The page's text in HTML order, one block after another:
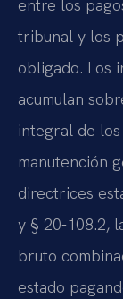
entre los
tribunal y los
obligado. Los
acumulan
integral de
manutención
directrices
y § 20-108.2,
bruto
estado